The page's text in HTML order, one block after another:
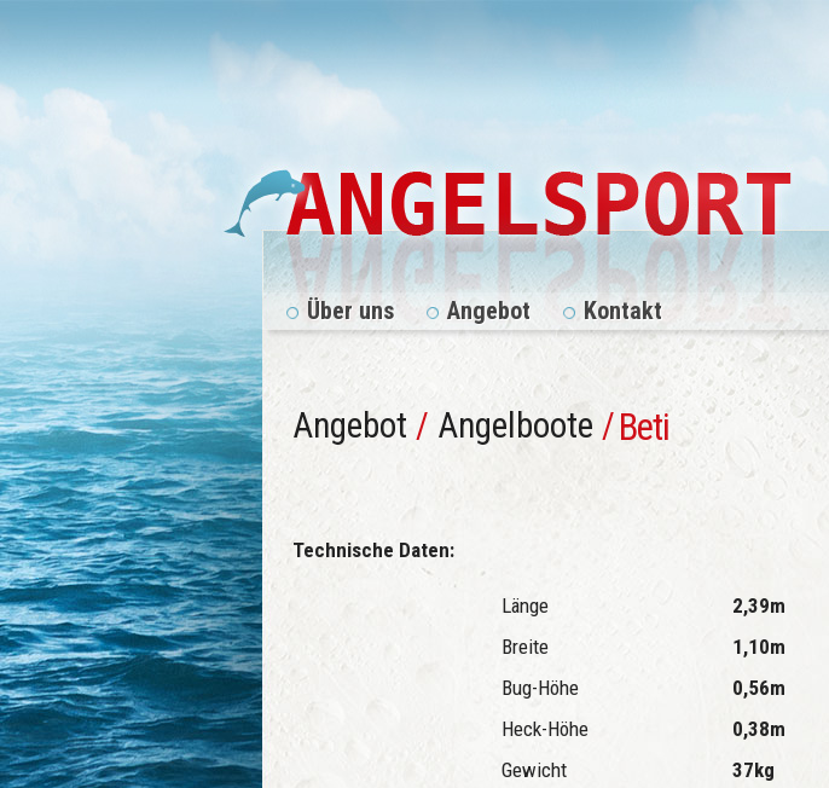
Über uns Angebot Kontakt
Angebot / Angelboote /Beti
Technische Daten:
Länge
2,39m
Breite
1,10m
Bug-Höhe
0,56m
Heck-Höhe
0,38m
Gewicht
37kg